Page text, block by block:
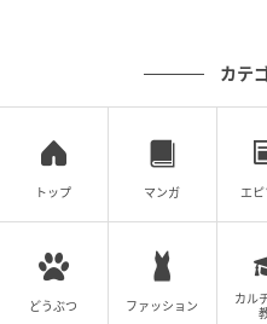
また、参加店舗にてノベ
カテ
トップ マンガ エ
どうぶつ ファッション
カル